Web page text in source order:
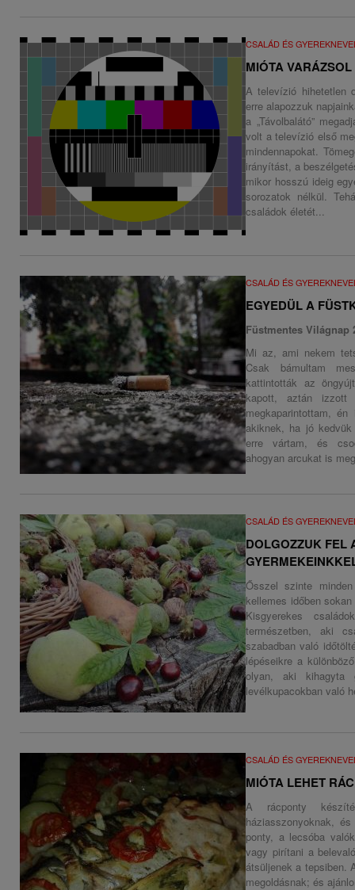
CSALÁD ÉS
MIÓTA
A televízió hihetetlen
erre alapozzuk
a „Távolbalátó”
volt a televízió első
mindennapokat.
irányítást, a
mikor hosszú ideig
sorozatok nélkül.
családok életét...
CSALÁD ÉS
EGYEDÜL A
Füstmentes Világnap
Mi az, ami nekem
Csak bámultam
kattintották az
kapott, aztán izzott
megkaparintottam,
akiknek, ha jó
erre vártam, és
ahogyan arcukat is
CSALÁD ÉS
DOLGOZZUK FEL
Ősszel szinte
kellemes időben
Kisgyerekes
természetben, aki
szabadban való
lépéseikre a
olyan, aki kihagyta
levélkupacokban való
CSALÁD ÉS
MIÓTA LEHET
A rácponty
háziasszonyoknak,
ponty, a lecsóba
vagy pirítani a
átsüljenek a tepsiben.
megoldásnak; és